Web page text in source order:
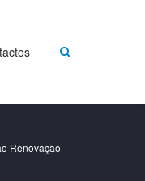
Renovação